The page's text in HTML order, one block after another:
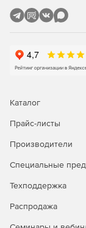
Внедрение и
Быстрое
могут легко
высокую
для
Интеграция:
Каталог
Прайс-листы
Производители
Специальные
Техподдержка
Распродажа